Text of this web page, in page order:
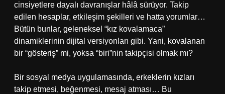
cinsiyetlere dayalı davranışlar hâlâ sürüyor. Takip
edilen hesaplar, etkileşim şekilleri ve hatta yorumlar…
Bütün bunlar, geleneksel “kız kovalamaca”
dinamiklerinin dijital versiyonları gibi. Yani, kovalanan
bir “gösteriş” mi, yoksa “biri”nin takipçisi olmak mı?
Bir sosyal medya uygulamasında, erkeklerin kızları
takip etmesi, beğenmesi, mesaj atması… Bu